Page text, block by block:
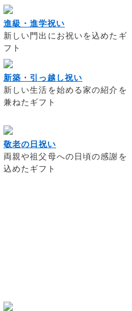
進級・進学祝い
新しい門出にお祝いを込めたギ
フト
新築・引っ越し祝い
新しい生活を始める家の紹介を
兼ねたギフト
敬老の日祝い
両親や祖父母への日頃の感謝を
込めたギフト